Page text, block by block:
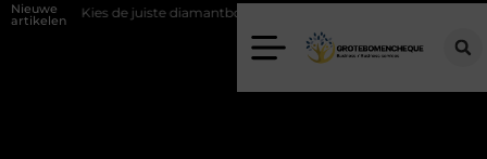
Nieuwe
artikelendiamantboor voor uw project